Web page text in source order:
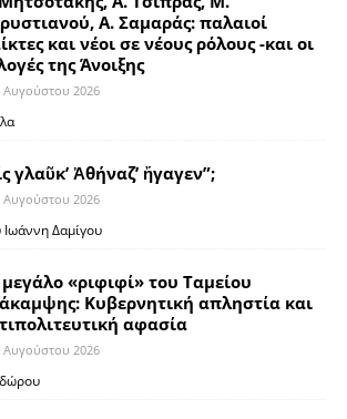
Α. Σαμαράς: παλαιοί
και νέοι σε νέους ρόλους -και οι
της Άνοιξης
Αυγούστου 2026
γλαῦκ’ Ἀθήναζ’ ἤγαγεν”;
Αυγούστου 2026
Ιωάννη Δαμίγου
«ριφιφί» του Ταμείου
Κυβερνητική απληστία και
αφασία
Αυγούστου 2026